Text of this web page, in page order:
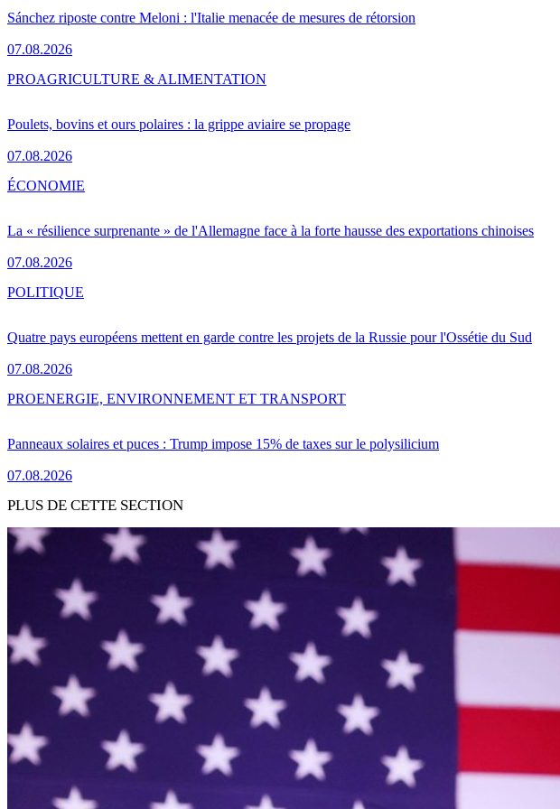
Sánchez riposte contre Meloni : l'Italie menacée de mesures de rétorsion
07.08.2026
Poulets, bovins et ours polaires : la grippe aviaire se propage
07.08.2026
PROAGRICULTURE & ALIMENTATION
La « résilience surprenante » de l'Allemagne face à la forte hausse des exportations chinoises
07.08.2026
ÉCONOMIE
Quatre pays européens mettent en garde contre les projets de la Russie pour l'Ossétie du Sud
07.08.2026
POLITIQUE
Panneaux solaires et puces : Trump impose 15% de taxes sur le polysilicium
07.08.2026
PROENERGIE, ENVIRONNEMENT ET TRANSPORT
PLUS DE CETTE SECTION